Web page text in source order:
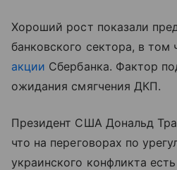
Хороший рост показали
банковского сектора, в
акции Сбербанка. Фактор
ожидания смягчения ДКП.
Президент США Дональд
что на переговорах по
украинского конфликта